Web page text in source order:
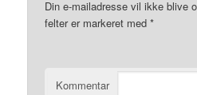
Din e-mailadresse vil ikke blive
felter er markeret med*
Kommentar